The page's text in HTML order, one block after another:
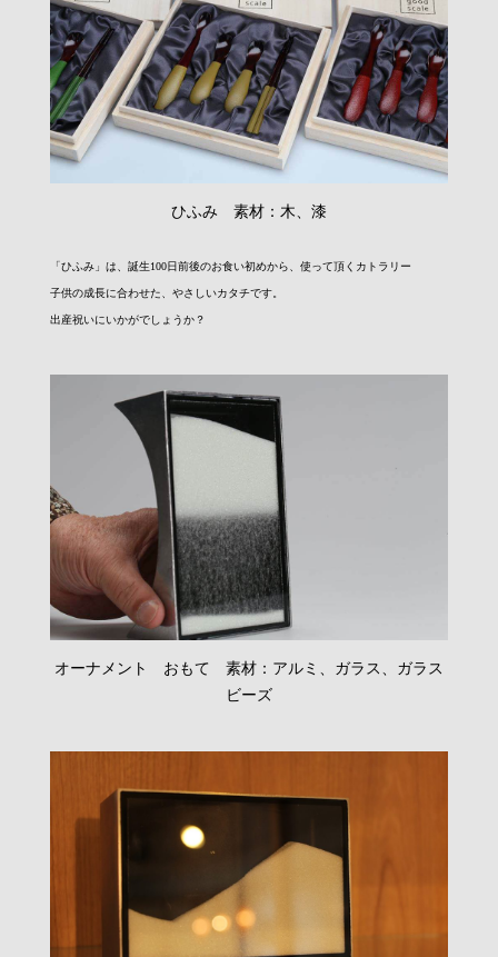
ひふみ 素材：木、漆
「ひふみ」は、誕生100日前後のお食い初めから、使って頂くカトラリー
子供の成長に合わせた、やさしいカタチです。
出産祝いにいかがでしょうか？
オーナメント おもて 素材：アルミ、ガラス、ガラス
ビーズ